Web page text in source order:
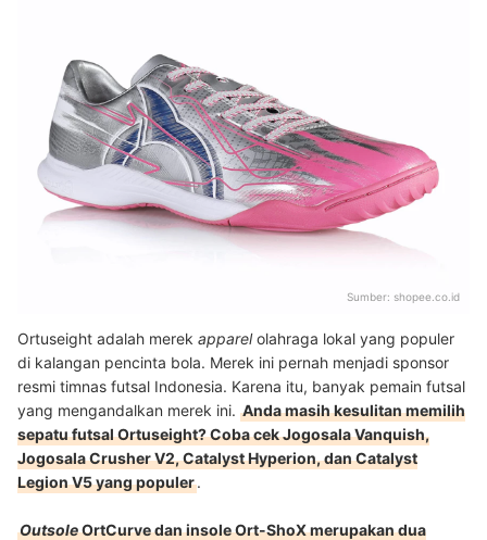
Sumber: shopee.co.id
Ortuseight adalah merek apparelolahraga lokal yang populer
di kalangan pencinta bola. Merek ini pernah menjadi sponsor
resmi timnas futsal Indonesia. Karena itu, banyak pemain futsal
yang mengandalkan merek ini. Anda masih kesulitan memilih
sepatu futsal Ortuseight? Coba cek Jogosala Vanquish,
Jogosala Crusher V2, Catalyst Hyperion, dan Catalyst
Legion V5 yang populer.
OutsoleOrtCurve dan insole Ort-ShoX merupakan dua